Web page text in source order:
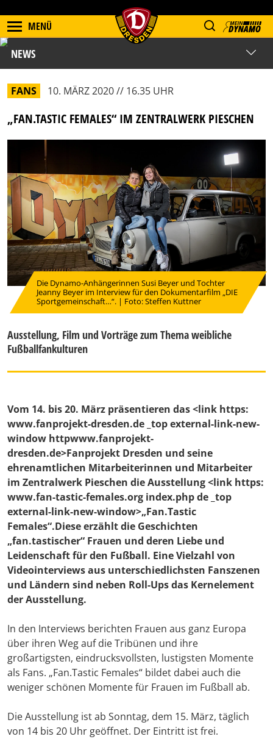
MENÜ
NEWS
FANS 10. MÄRZ 2020 // 16.35 UHR
„FAN.TASTIC FEMALES“ IM ZENTRALWERK PIESCHEN
Die Dynamo-Anhängerinnen Susi Beyer und Tochter
Jeanny Beyer im Interview für den Dokumentarfilm „DIE
Sportgemeinschaft…“. | Foto: Steffen Kuttner
Ausstellung, Film und Vorträge zum Thema weibliche
Fußballfankulturen
Vom 14. bis 20. März präsentieren das <link https:
www.fanprojekt-dresden.de _top external-link-new-
window httpwww.fanprojekt-
dresden.de>Fanprojekt Dresden und seine
ehrenamtlichen Mitarbeiterinnen und Mitarbeiter
im Zentralwerk Pieschen die Ausstellung <link https:
www.fan-tastic-females.org index.php de _top
external-link-new-window>„Fan.Tastic
Females“.Diese erzählt die Geschichten
„fan.tastischer“ Frauen und deren Liebe und
Leidenschaft für den Fußball. Eine Vielzahl von
Videointerviews aus unterschiedlichsten Fanszenen
und Ländern sind neben Roll-Ups das Kernelement
der Ausstellung.
In den Interviews berichten Frauen aus ganz Europa
über ihren Weg auf die Tribünen und ihre
großartigsten, eindrucksvollsten, lustigsten Momente
als Fans. „Fan.Tastic Females“ bildet dabei auch die
weniger schönen Momente für Frauen im Fußball ab.
Die Ausstellung ist ab Sonntag, dem 15. März, täglich
von 14 bis 20 Uhr geöffnet. Der Eintritt ist frei.